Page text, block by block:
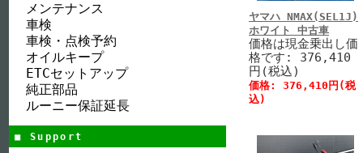
メンテナンス
車検
車検・点検予約
オイルキープ
ETCセットアップ
純正部品
ルーニー保証延長
■ Support
ヤマハ NMAX(SEL1J)
ホワイト 中古車
価格は現金乗出し価
格です: 376,410
円(税込)
価格: 376,410円(税
込)